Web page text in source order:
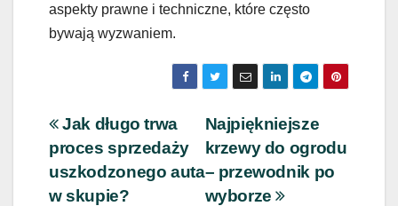
aspekty prawne i techniczne, które często
bywają wyzwaniem.
Nawigacja
wpisu
Najpiękniejsze
krzewy do ogrodu
– przewodnik po
wyborze
Jak długo trwa
proces sprzedaży
uszkodzonego auta
w skupie?